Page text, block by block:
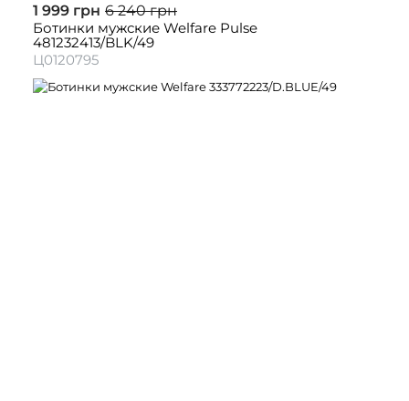
1 999 грн 6 240 грн
Ботинки мужские Welfare Pulse
481232413/BLK/49
Ц0120795